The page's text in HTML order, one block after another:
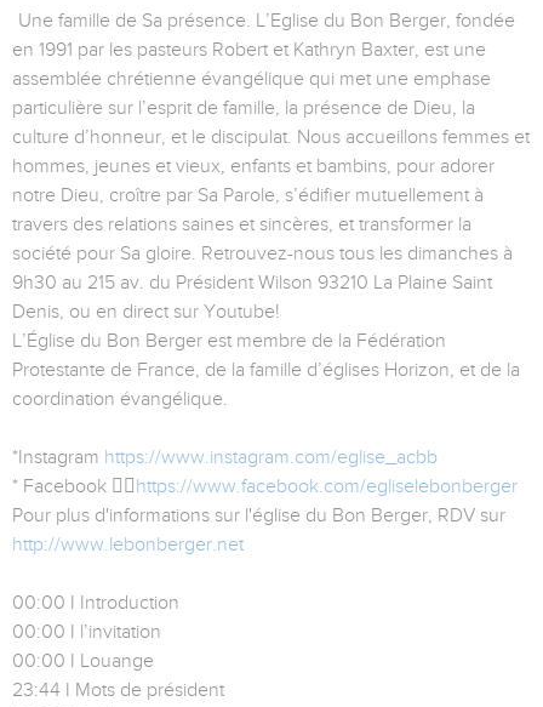
Une famille de Sa présence. L’Eglise du Bon Berger, fondée
en 1991 par les pasteurs Robert et Kathryn Baxter, est une
assemblée chrétienne évangélique qui met une emphase
particulière sur l’esprit de famille, la présence de Dieu, la
culture d’honneur, et le discipulat. Nous accueillons femmes et
hommes, jeunes et vieux, enfants et bambins, pour adorer
notre Dieu, croître par Sa Parole, s’édifier mutuellement à
travers des relations saines et sincères, et transformer la
société pour Sa gloire. Retrouvez-nous tous les dimanches à
9h30 au 215 av. du Président Wilson 93210 La Plaine Saint
Denis, ou en direct sur Youtube!
L’Église du Bon Berger est membre de la Fédération
Protestante de France, de la famille d’églises Horizon, et de la
coordination évangélique.
*Instagram https://www.instagram.com/eglise_acbb
* Facebook 👉🏻 https://www.facebook.com/egliselebonberger
Pour plus d'informations sur l'église du Bon Berger, RDV sur
http://www.lebonberger.net
00:00 I Introduction
00:00 I l’invitation
00:00 I Louange
23:44 I Mots de président